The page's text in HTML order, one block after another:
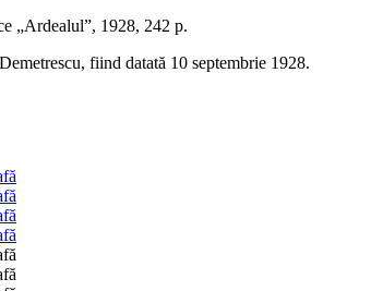
„Ardealul”, 1928, 242 p.
fiind datată 10 septembrie 1928.